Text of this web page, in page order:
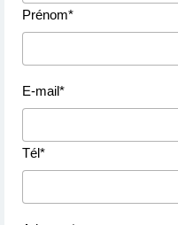
Prénom*
E-mail*
Tél*